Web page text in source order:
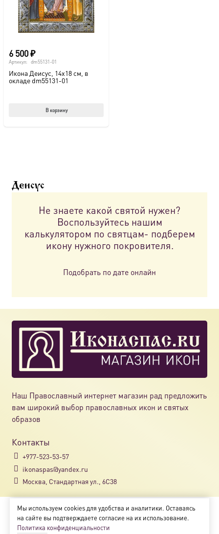
6 500₽
Артикул: dm55131-01
Икона Деисус, 14х18 см, в
окладе dm55131-01
В корзину
Деисус
Не знаете какой святой нужен?
Воспользуйтесь нашим
калькулятором по святцам- подберем
икону нужного покровителя.
Подобрать по дате онлайн
Наш Православный интернет магазин рад предложить
вам широкий выбор православных икон и святых
образов
Контакты
+977-523-53-57
ikonaspas@yandex.ru
Москва, Стандартная ул., 6С38
Copyright © 2018-2025
Магазин православных икон «ikonaspas.ru»
Мы используем cookies для удобства и аналитики. Оставаясь
на сайте вы подтверждаете согласие на их использование.
Политика конфиденциальности